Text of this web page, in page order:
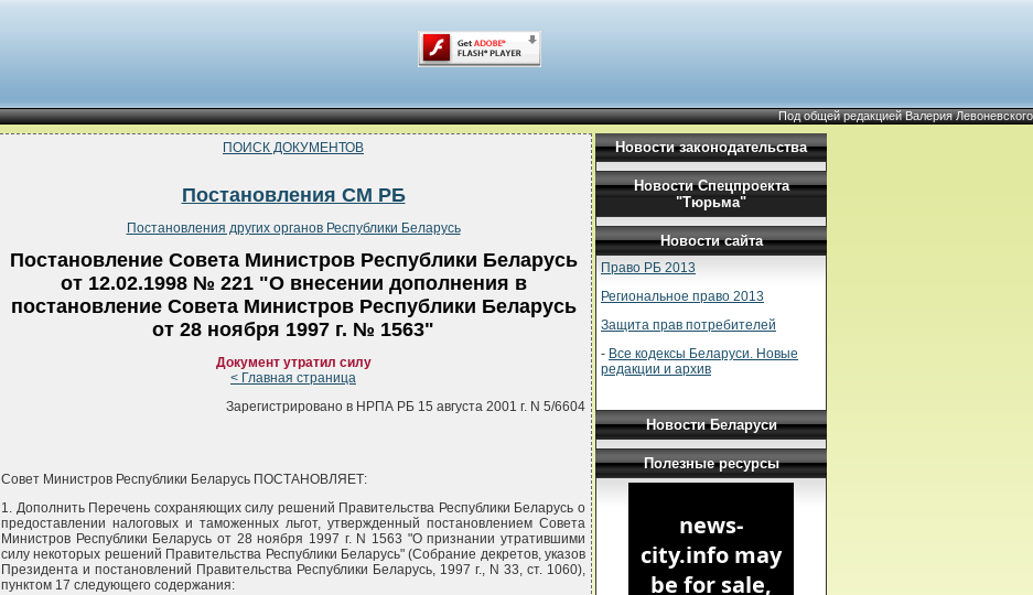
Под общей редакцией Валерия Левоневского
ПОИСК ДОКУМЕНТОВ
Постановления СМ РБ
Постановления других органов Республики Беларусь
Постановление Совета Министров Республики Беларусь
от 12.02.1998 № 221 "О внесении дополнения в
постановление Совета Министров Республики Беларусь
от 28 ноября 1997 г. № 1563"
Документ утратил силу
< Главная страница
Зарегистрировано в НРПА РБ 15 августа 2001 г. N 5/6604
Совет Министров Республики Беларусь ПОСТАНОВЛЯЕТ:
1. Дополнить Перечень сохраняющих силу решений Правительства Республики Беларусь о
предоставлении налоговых и таможенных льгот, утвержденный постановлением Совета
Министров Республики Беларусь от 28 ноября 1997 г. N 1563 "О признании утратившими
силу некоторых решений Правительства Республики Беларусь" (Собрание декретов, указов
Президента и постановлений Правительства Республики Беларусь, 1997 г., N 33, ст. 1060),
пунктом 17 следующего содержания:
Новости законодательства
Новости Спецпроекта
"Тюрьма"
Новости сайта
Право РБ 2013
Региональное право 2013
Защита прав потребителей
- Все кодексы Беларуси. Новые
редакции и архив
Новости Беларуси
Полезные ресурсы